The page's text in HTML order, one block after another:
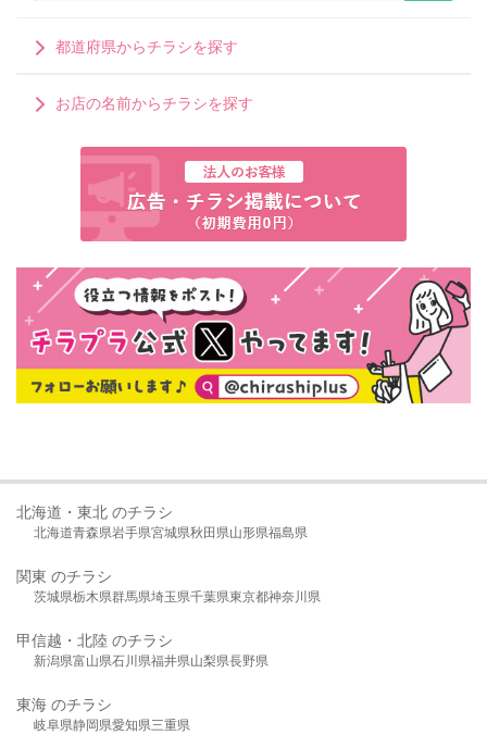
都道府県からチラシを探す
お店の名前からチラシを探す
北海道・東北 のチラシ
北海道青森県岩手県宮城県秋田県山形県福島県
関東 のチラシ
茨城県栃木県群馬県埼玉県千葉県東京都神奈川県
甲信越・北陸 のチラシ
新潟県富山県石川県福井県山梨県長野県
東海 のチラシ
岐阜県静岡県愛知県三重県